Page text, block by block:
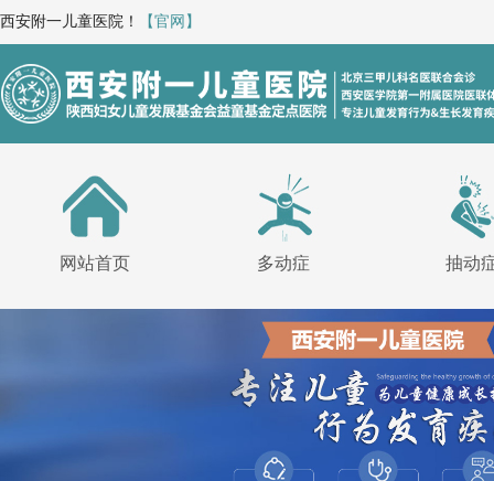
西安附一儿童医院！ 【官网】
网站首页 多动症 抽动